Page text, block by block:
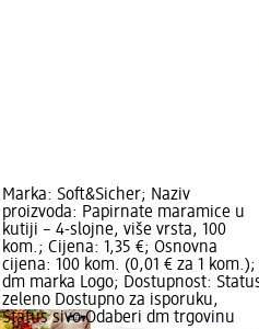
Marka: Soft&Sicher; Naziv
proizvoda: Papirnate maramice u
kutiji – 4-slojne, više vrsta, 100
kom.; Cijena: 1,35 €; Osnovna
cijena: 100 kom. (0,01 € za 1 kom.);
dm marka Logo; Dostupnost:
zeleno Dostupno za isporuku,
Status sivo Odaberi dm trgovinu